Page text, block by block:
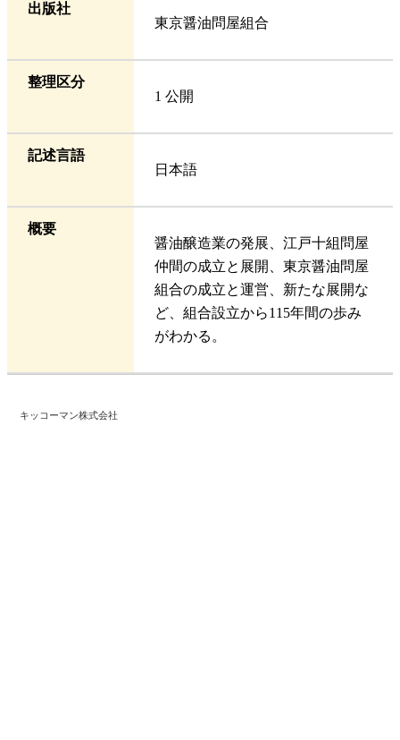
出版社
東京醤油問屋組合
整理区分
1 公開
記述言語
日本語
概要
醤油醸造業の発展、江戸十組問屋
仲間の成立と展開、東京醤油問屋
組合の成立と運営、新たな展開な
ど、組合設立から115年間の歩み
がわかる。
キッコーマン株式会社